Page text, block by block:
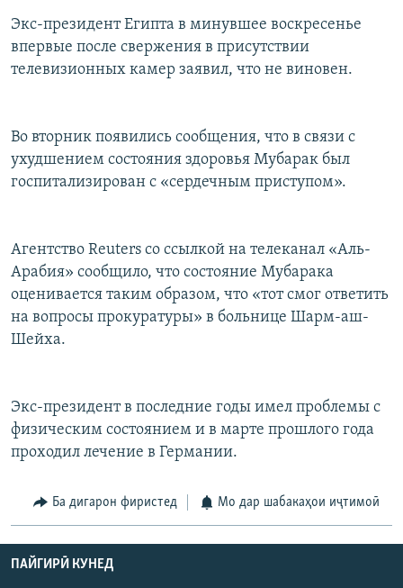
Экс-президент Египта в минувшее воскресенье
впервые после свержения в присутствии
телевизионных камер заявил, что не виновен.
Во вторник появились сообщения, что в связи с
ухудшением состояния здоровья Мубарак был
госпитализирован с «сердечным приступом».
Агентство Reuters со ссылкой на телеканал «Аль-
Арабия» сообщило, что состояние Мубарака
оценивается таким образом, что «тот смог ответить
на вопросы прокуратуры» в больнице Шарм-аш-
Шейха.
Экс-президент в последние годы имел проблемы с
физическим состоянием и в марте прошлого года
проходил лечение в Германии.
Ба дигарон фиристед Мо дар шабакаҳои иҷтимоӣ
ПАЙГИРӢ КУНЕД